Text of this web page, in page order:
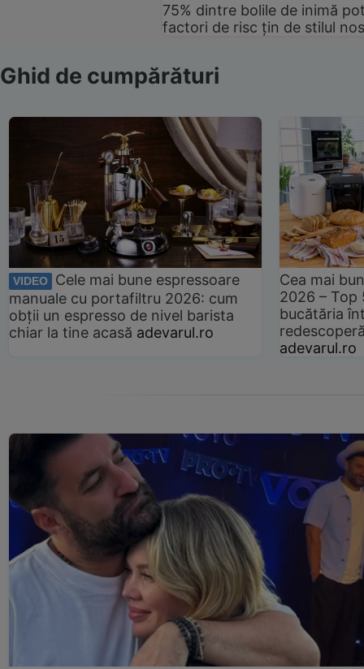
75% dintre bolile de inimă
factori de risc țin de stilul
Ghid de cumpărături
VIDEO
Cele mai bune espressoare
manuale cu portafiltru 2026: cum
obții un espresso de nivel barista
chiar la tine acasă adevarul.ro
Cea mai
2026 –
bucătăria
adevarul.ro